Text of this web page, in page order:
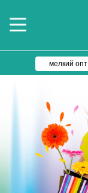
мелкий опт